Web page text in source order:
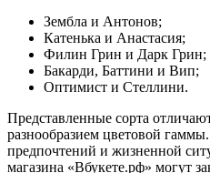
Зембла и Антонов;
Катенька и Анастасия;
Филин Грин и Дарк Грин;
Бакарди, Баттини и Вип;
Оптимист и Стеллини.
Представленные сорта
разнообразием цветовой
предпочтений и жизненной
магазина «Вбукете.рф» могут